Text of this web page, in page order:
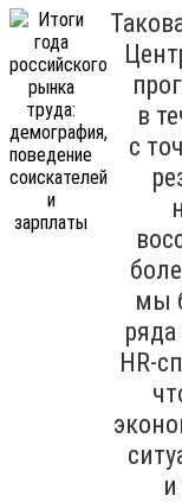
в
с
мы
HR-